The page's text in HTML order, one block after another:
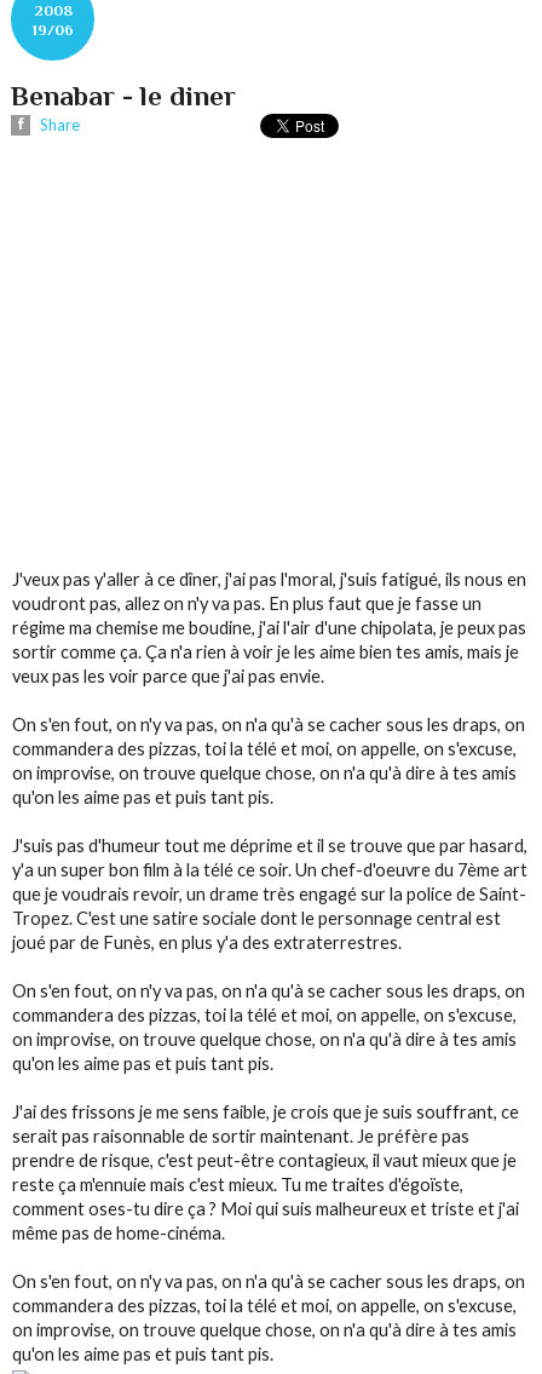
2008
19/06
Benabar - le diner
Share
J'veux pas y'aller à ce dîner, j'ai pas l'moral, j'suis fatigué, ils nous en
voudront pas, allez on n'y va pas. En plus faut que je fasse un
régime ma chemise me boudine, j'ai l'air d'une chipolata, je peux pas
sortir comme ça. Ça n'a rien à voir je les aime bien tes amis, mais je
veux pas les voir parce que j'ai pas envie.
On s'en fout, on n'y va pas, on n'a qu'à se cacher sous les draps, on
commandera des pizzas, toi la télé et moi, on appelle, on s'excuse,
on improvise, on trouve quelque chose, on n'a qu'à dire à tes amis
qu'on les aime pas et puis tant pis.
J'suis pas d'humeur tout me déprime et il se trouve que par hasard,
y'a un super bon film à la télé ce soir. Un chef-d'oeuvre du 7ème art
que je voudrais revoir, un drame très engagé sur la police de Saint-
Tropez. C'est une satire sociale dont le personnage central est
joué par de Funès, en plus y'a des extraterrestres.
On s'en fout, on n'y va pas, on n'a qu'à se cacher sous les draps, on
commandera des pizzas, toi la télé et moi, on appelle, on s'excuse,
on improvise, on trouve quelque chose, on n'a qu'à dire à tes amis
qu'on les aime pas et puis tant pis.
J'ai des frissons je me sens faible, je crois que je suis souffrant, ce
serait pas raisonnable de sortir maintenant. Je préfère pas
prendre de risque, c'est peut-être contagieux, il vaut mieux que je
reste ça m'ennuie mais c'est mieux. Tu me traites d'égoïste,
comment oses-tu dire ça ? Moi qui suis malheureux et triste et j'ai
même pas de home-cinéma.
On s'en fout, on n'y va pas, on n'a qu'à se cacher sous les draps, on
commandera des pizzas, toi la télé et moi, on appelle, on s'excuse,
on improvise, on trouve quelque chose, on n'a qu'à dire à tes amis
qu'on les aime pas et puis tant pis.